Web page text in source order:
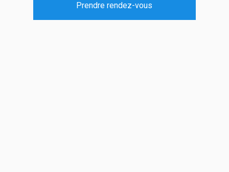
Prendre rendez-vous